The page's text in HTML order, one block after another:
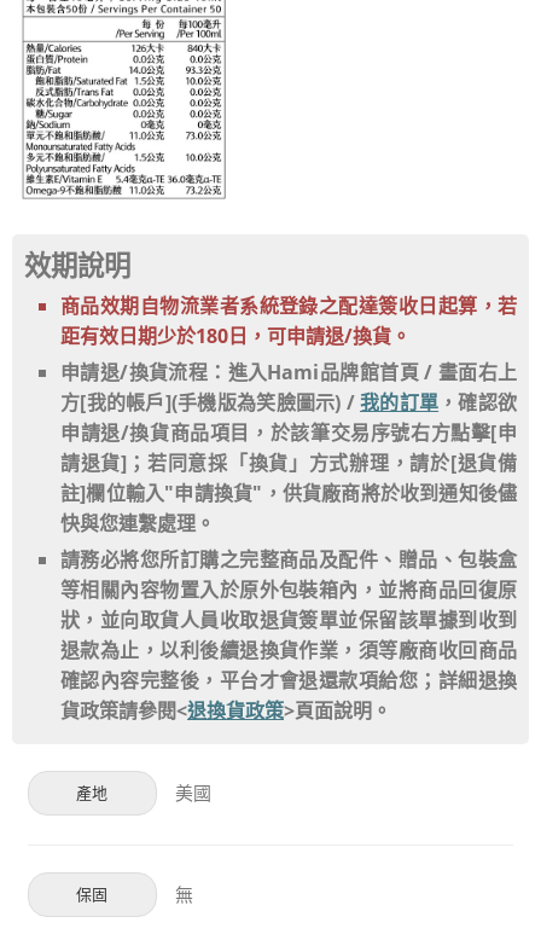
效期說明
商品效期自物流業者系統登錄之配達簽收日起算，若
距有效日期少於180日，可申請退/換貨。
申請退/換貨流程：進入Hami品牌館首頁 / 畫面右上
方[我的帳戶](手機版為笑臉圖示) /我的訂單 ，確認欲
申請退/換貨商品項目，於該筆交易序號右方點擊[申
請退貨]；若同意採「換貨」方式辦理，請於[退貨備
註]欄位輸入"申請換貨"，供貨廠商將於收到通知後儘
快與您連繫處理。
請務必將您所訂購之完整商品及配件、贈品、包裝盒
等相關內容物置入於原外包裝箱內，並將商品回復原
狀，並向取貨人員收取退貨簽單並保留該單據到收到
退款為止，以利後續退換貨作業，須等廠商收回商品
確認內容完整後，平台才會退還款項給您；詳細退換
貨政策請參閱<退換貨政策>頁面說明。
產地 美國
保固 無